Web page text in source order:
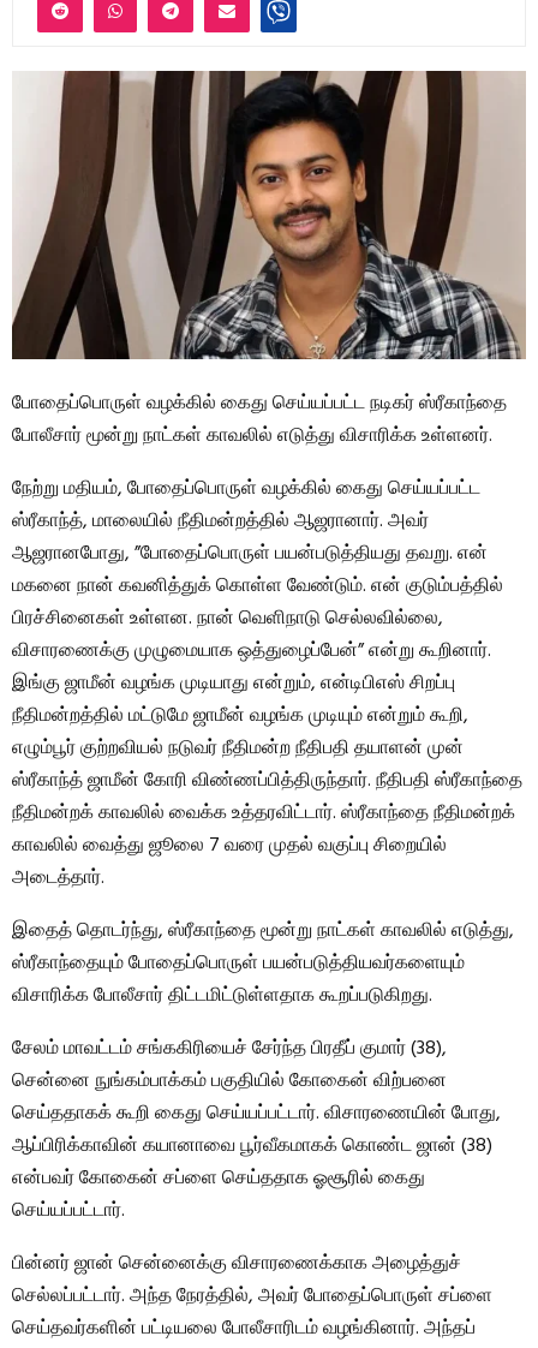
போதைப்பொருள் வழக்கில் கைது செய்யப்பட்ட நடிகர் ஸ்ரீகாந்தை
போலீசார் மூன்று நாட்கள் காவலில் எடுத்து விசாரிக்க உள்ளனர்.
நேற்று மதியம், போதைப்பொருள் வழக்கில் கைது செய்யப்பட்ட
ஸ்ரீகாந்த், மாலையில் நீதிமன்றத்தில் ஆஜரானார். அவர்
ஆஜரானபோது, ​​”போதைப்பொருள் பயன்படுத்தியது தவறு. என்
மகனை நான் கவனித்துக் கொள்ள வேண்டும். என் குடும்பத்தில்
பிரச்சினைகள் உள்ளன. நான் வெளிநாடு செல்லவில்லை,
விசாரணைக்கு முழுமையாக ஒத்துழைப்பேன்” என்று கூறினார்.
இங்கு ஜாமீன் வழங்க முடியாது என்றும், என்டிபிஎஸ் சிறப்பு
நீதிமன்றத்தில் மட்டுமே ஜாமீன் வழங்க முடியும் என்றும் கூறி,
எழும்பூர் குற்றவியல் நடுவர் நீதிமன்ற நீதிபதி தயாளன் முன்
ஸ்ரீகாந்த் ஜாமீன் கோரி விண்ணப்பித்திருந்தார். நீதிபதி ஸ்ரீகாந்தை
நீதிமன்றக் காவலில் வைக்க உத்தரவிட்டார். ஸ்ரீகாந்தை நீதிமன்றக்
காவலில் வைத்து ஜூலை 7 வரை முதல் வகுப்பு சிறையில்
அடைத்தார்.
இதைத் தொடர்ந்து, ஸ்ரீகாந்தை மூன்று நாட்கள் காவலில் எடுத்து,
ஸ்ரீகாந்தையும் போதைப்பொருள் பயன்படுத்தியவர்களையும்
விசாரிக்க போலீசார் திட்டமிட்டுள்ளதாக கூறப்படுகிறது.
சேலம் மாவட்டம் சங்ககிரியைச் சேர்ந்த பிரதீப் குமார் (38),
சென்னை நுங்கம்பாக்கம் பகுதியில் கோகைன் விற்பனை
செய்ததாகக் கூறி கைது செய்யப்பட்டார். விசாரணையின் போது, ​​
ஆப்பிரிக்காவின் கயானாவை பூர்வீகமாகக் கொண்ட ஜான் (38)
என்பவர் கோகைன் சப்ளை செய்ததாக ஓசூரில் கைது
செய்யப்பட்டார்.
பின்னர் ஜான் சென்னைக்கு விசாரணைக்காக அழைத்துச்
செல்லப்பட்டார். அந்த நேரத்தில், அவர் போதைப்பொருள் சப்ளை
செய்தவர்களின் பட்டியலை போலீசாரிடம் வழங்கினார். அந்தப்